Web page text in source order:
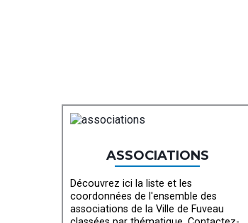
ASSOCIATIONS
Découvrez ici la liste et les
coordonnées de l'ensemble des
associations de la Ville de Fuveau